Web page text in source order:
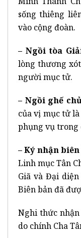
sống thiêng
vào cộng đoàn.
– Ngồi tòa
lòng thương
người mục tử.
– Ngồi ghế
của vị mục tử
phụng vụ trong
– Ký nhận
Linh mục Tân
Giã và Đại
Biên bản đã
Nghi thức
do chính Cha